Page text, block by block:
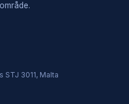
STJ 3011, Malta